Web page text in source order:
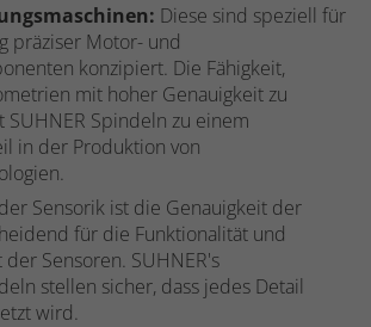
Diese sind speziell für
präziser Motor- und
konzipiert. Die Fähigkeit,
mit hoher Genauigkeit zu
SUHNER Spindeln zu einem
in der Produktion von
Sensorik ist die Genauigkeit der
für die Funktionalität und
Sensoren. SUHNER's
stellen sicher, dass jedes Detail
wird.